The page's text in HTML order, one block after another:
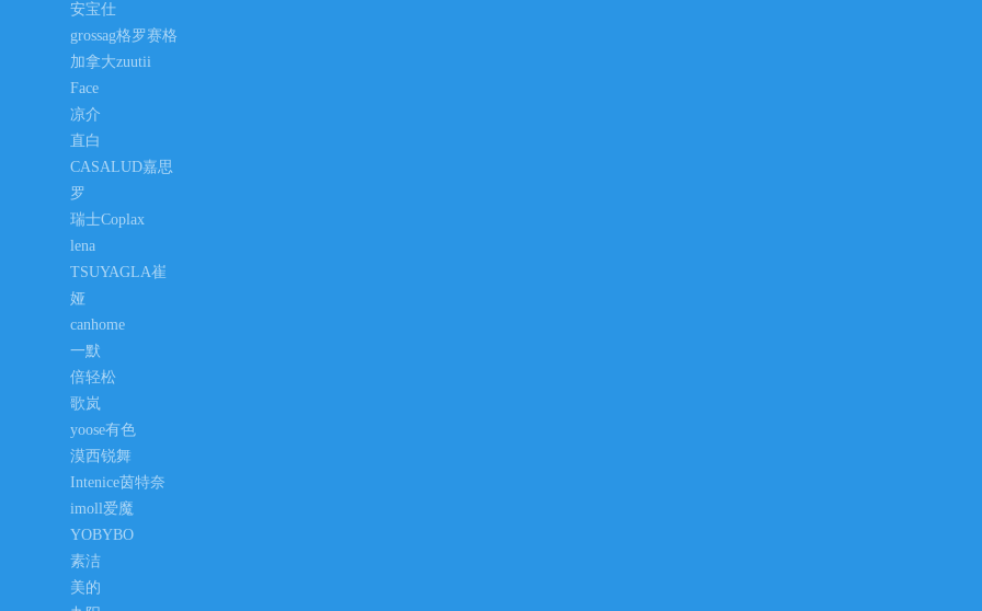
安宝仕
grossag格罗赛格
加拿大zuutii
Face
凉介
直白
CASALUD嘉思
罗
瑞士Coplax
lena
TSUYAGLA崔
娅
canhome
一默
倍轻松
歌岚
yoose有色
漠西锐舞
Intenice茵特奈
imoll爱魔
YOBYBO
素洁
美的